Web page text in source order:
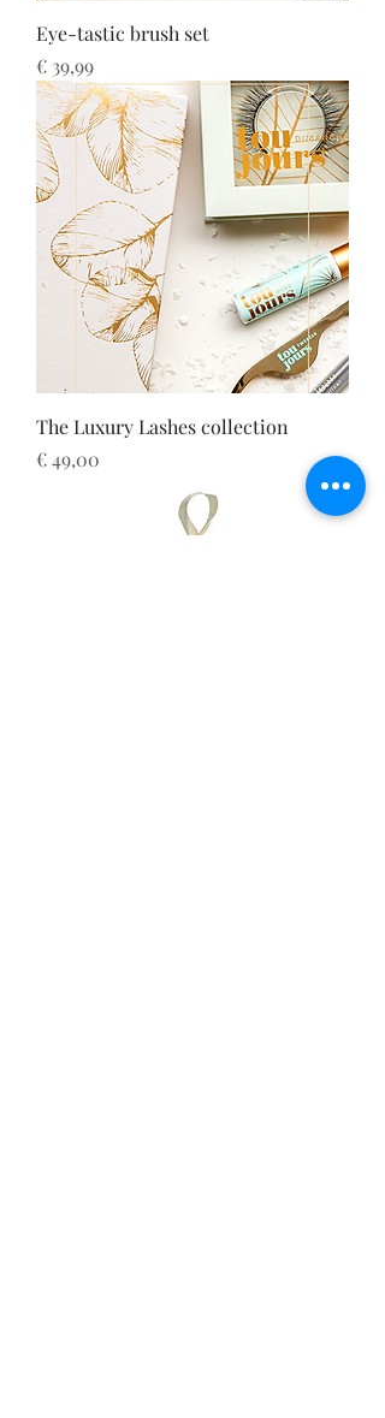
Eye-tastic brush set
Prijs
€ 39,99
The Luxury Lashes collection
Prijs
€ 49,00